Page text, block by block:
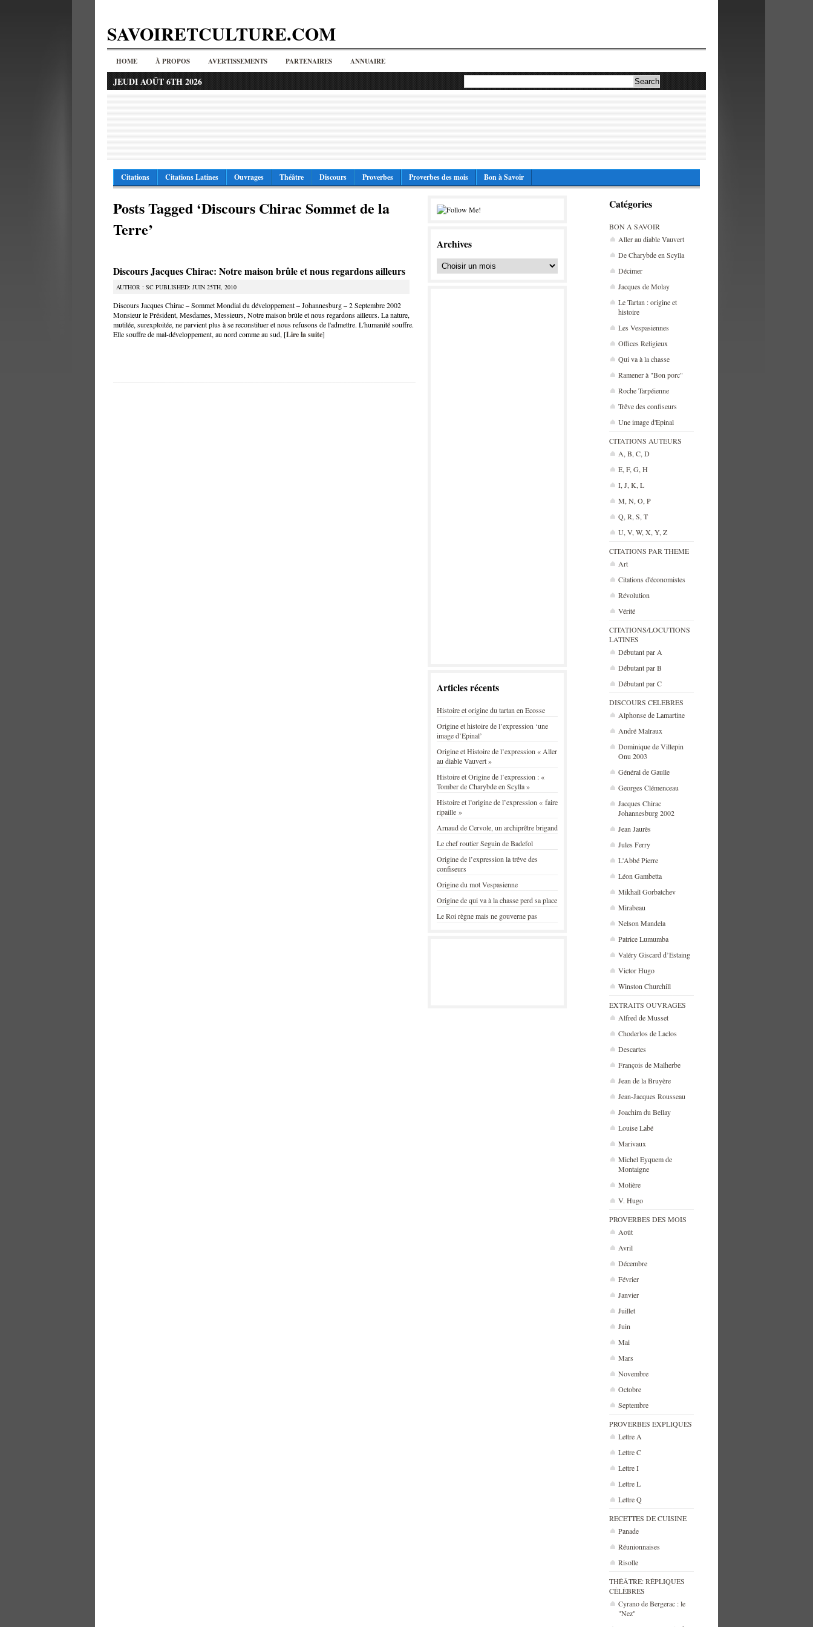
SAVOIRETCULTURE.COM
HOME À PROPOS AVERTISSEMENTS PARTENAIRES ANNUAIRE
JEUDI AOÛT 6TH 2026
Citations Citations Latines Ouvrages Théâtre Discours Proverbes Proverbes des mois Bon à Savoir
Catégories
BON A SAVOIR
Aller au diable Vauvert
De Charybde en Scylla
Décimer
Jacques de Molay
Le Tartan : origine et
histoire
Les Vespasiennes
Offices Religieux
Qui va à la chasse
Ramener à "Bon porc"
Roche Tarpéienne
Trêve des confiseurs
Une image d'Epinal
CITATIONS AUTEURS
A, B, C, D
E, F, G, H
I, J, K, L
M, N, O, P
Q, R, S, T
U, V, W, X, Y, Z
CITATIONS PAR THEME
Art
Citations d'économistes
Révolution
Vérité
CITATIONS/LOCUTIONS
LATINES
Débutant par A
Débutant par B
Débutant par C
DISCOURS CELEBRES
Alphonse de Lamartine
André Malraux
Dominique de Villepin
Onu 2003
Général de Gaulle
Georges Clémenceau
Jacques Chirac
Johannesburg 2002
Jean Jaurès
Jules Ferry
L'Abbé Pierre
Léon Gambetta
Mikhaïl Gorbatchev
Mirabeau
Nelson Mandela
Patrice Lumumba
Valéry Giscard d’Estaing
Victor Hugo
Winston Churchill
EXTRAITS OUVRAGES
Alfred de Musset
Choderlos de Laclos
Descartes
François de Malherbe
Jean de la Bruyère
Jean-Jacques Rousseau
Joachim du Bellay
Louise Labé
Marivaux
Michel Eyquem de
Montaigne
Molière
V. Hugo
PROVERBES DES MOIS
Août
Avril
Décembre
Février
Janvier
Juillet
Juin
Mai
Mars
Novembre
Octobre
Septembre
PROVERBES EXPLIQUES
Lettre A
Lettre C
Lettre I
Lettre L
Lettre Q
RECETTES DE CUISINE
Panade
Réunionnaises
Risolle
THÉÂTRE: RÉPLIQUES
CÉLÈBRES
Cyrano de Bergerac : le
"Nez"
Posts Tagged ‘Discours Chirac Sommet de la
Terre’
Discours Jacques Chirac: Notre maison brûle et nous regardons ailleurs
AUTHOR : SC PUBLISHED: JUIN 25TH, 2010
Discours Jacques Chirac – Sommet Mondial du développement – Johannesburg – 2 Septembre 2002
Monsieur le Président, Mesdames, Messieurs, Notre maison brûle et nous regardons ailleurs. La nature,
mutilée, surexploitée, ne parvient plus à se reconstituer et nous refusons de l'admettre. L'humanité souffre.
Elle souffre de mal-développement, au nord comme au sud, [Lire la suite]
Archives
Articles récents
Histoire et origine du tartan en Ecosse
Origine et histoire de l’expression ‘une
image d’Epinal’
Origine et Histoire de l’expression « Aller
au diable Vauvert »
Histoire et Origine de l’expression : «
Tomber de Charybde en Scylla »
Histoire et l’origine de l’expression « faire
ripaille »
Arnaud de Cervole, un archiprêtre brigand
Le chef routier Seguin de Badefol
Origine de l’expression la trêve des
confiseurs
Origine du mot Vespasienne
Origine de qui va à la chasse perd sa place
Le Roi règne mais ne gouverne pas